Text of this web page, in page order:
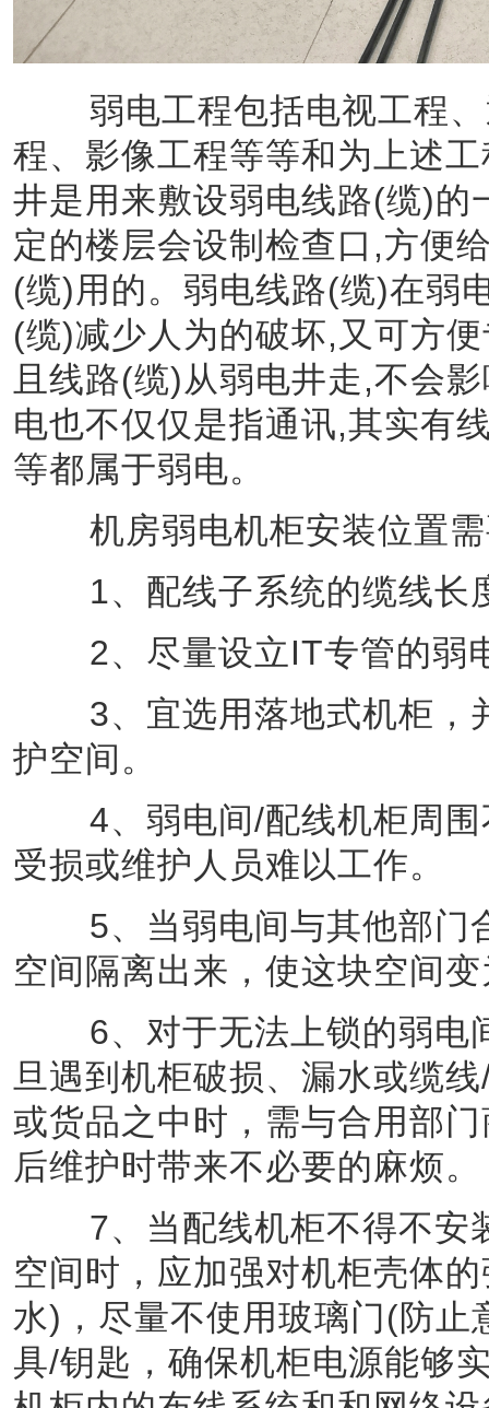
弱电工程包括电视工程、
程、影像工程等等和为上述
井是用来敷设弱电线路(缆)
定的楼层会设制检查口,方便
(缆)用的。弱电线路(缆)在弱
(缆)减少人为的破坏,又可方
且线路(缆)从弱电井走,不会
电也不仅仅是指通讯,其实有
等都属于弱电。
机房弱电机柜安装位置需
1、配线子系统的缆线长
2、尽量设立IT专管的弱
3、宜选用落地式机柜，
护空间。
4、弱电间/配线机柜周围
受损或维护人员难以工作。
5、当弱电间与其他部门
空间隔离出来，使这块空间
6、对于无法上锁的弱电
旦遇到机柜破损、漏水或缆
或货品之中时，需与合用部
后维护时带来不必要的麻烦。
7、当配线机柜不得不安
空间时，应加强对机柜壳体
水)，尽量不使用玻璃门(防
具/钥匙，确保机柜电源能够